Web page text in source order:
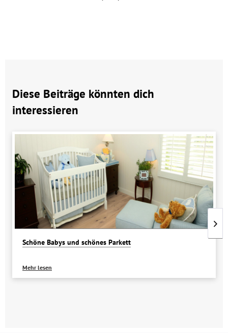
Diese Beiträge könnten dich
interessieren
Schöne Babys und schönes Parkett
Mehr lesen